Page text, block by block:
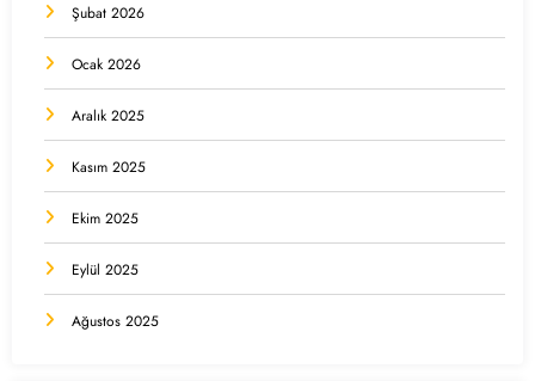
Şubat 2026
Ocak 2026
Aralık 2025
Kasım 2025
Ekim 2025
Eylül 2025
Ağustos 2025